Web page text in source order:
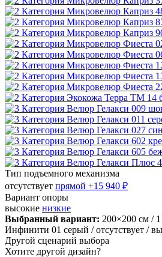
Тип подъемного механизма
отсутствует прямой +15 940 ₽
Вариант опоры
высокие низкие
Выбранный вариант: 200×200 см /
Инфинити 01 серый / отсутствует /
Другой сценарий выбора
Хотите другой дизайн?